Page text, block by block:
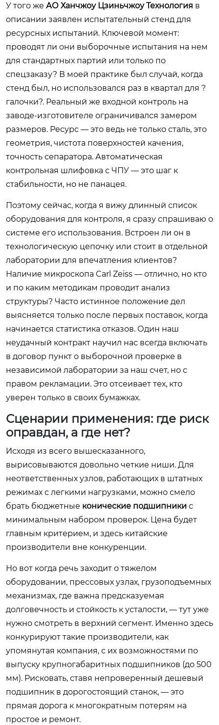
У того же АО Ханчжоу Цзиньчжоу Технология в
описании заявлен испытательный стенд для
ресурсных испытаний. Ключевой момент:
проводят ли они выборочные испытания на нем
для стандартных партий или только по
спецзаказу? В моей практике был случай, когда
стенд был, но использовался раз в квартал для ?
галочки?. Реальный же входной контроль на
заводе-изготовителе ограничивался замером
размеров. Ресурс — это ведь не только сталь, это
геометрия, чистота поверхностей качения,
точность сепаратора. Автоматическая
контрольная шлифовка с ЧПУ — это шаг к
стабильности, но не панацея.
Поэтому сейчас, когда я вижу длинный список
оборудования для контроля, я сразу спрашиваю о
системе его использования. Встроен ли он в
технологическую цепочку или стоит в отдельной
лаборатории для впечатления клиентов?
Наличие микроскопа Carl Zeiss — отлично, но кто
и по каким методикам проводит анализ
структуры? Часто истинное положение дел
выясняется только после первых поставок, когда
начинается статистика отказов. Один наш
неудачный контракт научил нас всегда включать
в договор пункт о выборочной проверке в
независимой лаборатории за наш счет, но с
правом рекламации. Это отсеивает тех, кто
уверен только в своих бумажках.
Сценарии применения: где риск
оправдан, а где нет?
Исходя из всего вышесказанного,
вырисовываются довольно четкие ниши. Для
неответственных узлов, работающих в штатных
режимах с легкими нагрузками, можно смело
брать бюджетные конические подшипники с
минимальным набором проверок. Цена будет
главным критерием, и здесь китайские
производители вне конкуренции.
Но вот когда речь заходит о тяжелом
оборудовании, прессовых узлах, грузоподъемных
механизмах, где важна предсказуемая
долговечность и стойкость к усталости, — тут уже
нужно смотреть в верхний сегмент. Именно здесь
конкурируют такие производители, как
упомянутая компания, с их возможностями по
выпуску крупногабаритных подшипников (до 500
мм). Рисковать, ставя непроверенный дешевый
подшипник в дорогостоящий станок, — это
прямая дорога к многократным потерям на
простое и ремонт.